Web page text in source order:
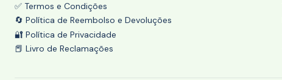
✅ Termos e Condições
🔄 Política de Reembolso e Devoluções
🔐 Política de Privacidade
📕 Livro de Reclamações